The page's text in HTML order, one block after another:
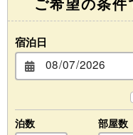
宿泊日
泊数
部屋数